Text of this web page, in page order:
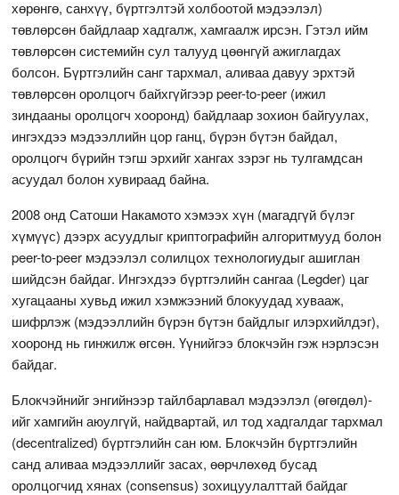
хөрөнгө, санхүү, бүртгэлтэй холбоотой мэдээлэл)
төвлөрсөн байдлаар хадгалж, хамгаалж ирсэн. Гэтэл ийм
төвлөрсөн системийн сул талууд цөөнгүй ажиглагдах
болсон. Бүртгэлийн санг тархмал, аливаа давуу эрхтэй
төвлөрсөн оролцогч байхгүйгээр peer-to-peer (ижил
зиндааны оролцогч хооронд) байдлаар зохион байгуулах,
ингэхдээ мэдээллийн цор ганц, бүрэн бүтэн байдал,
оролцогч бүрийн тэгш эрхийг хангах зэрэг нь тулгамдсан
асуудал болон хувираад байна.
2008 онд Сатоши Накамото хэмээх хүн (магадгүй бүлэг
хүмүүс) дээрх асуудлыг криптографийн алгоритмууд болон
peer-to-peer мэдээлэл солилцох технологиудыг ашиглан
шийдсэн байдаг. Ингэхдээ бүртгэлийн сангаа (Legder) цаг
хугацааны хувьд ижил хэмжээний блокуудад хувааж,
шифрлэж (мэдээллийн бүрэн бүтэн байдлыг илэрхийлдэг),
хооронд нь гинжилж өгсөн. Үүнийгээ блокчэйн гэж нэрлэсэн
байдаг.
Блокчэйнийг энгийнээр тайлбарлавал мэдээлэл (өгөгдөл)-
ийг хамгийн аюулгүй, найдвартай, ил тод хадгалдаг тархмал
(decentralized) бүртгэлийн сан юм. Блокчэйн бүртгэлийн
санд аливаа мэдээллийг засах, өөрчлөхөд бусад
оролцогчид хянах (consensus) зохицуулалттай байдаг